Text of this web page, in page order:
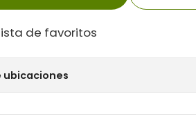
de favoritos
ubicaciones